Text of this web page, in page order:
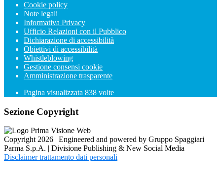
Cookie policy
Note legali
Informativa Privacy
Ufficio Relazioni con il Pubblico
Dichiarazione di accessibilità
Obiettivi di accessibilità
Whistleblowing
Gestione consensi cookie
Amministrazione trasparente
Pagina visualizzata 838 volte
Sezione Copyright
Copyright 2026 | Engineered and powered by Gruppo Spaggiari
Parma S.p.A. | Divisione Publishing & New Social Media
Disclaimer trattamento dati personali